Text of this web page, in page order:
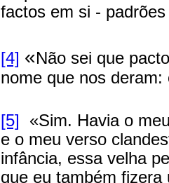
factos em si -
[4] «Não sei que
nome que nos
[5]
«Sim. Havia o
e o meu verso
infância, essa velha
que eu também fizera